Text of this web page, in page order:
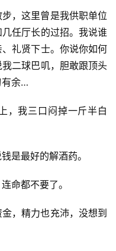
，这里曾是我供职单位
任厅长的过招。我说谁
礼贤下士。你说你如何
二球巴叽，胆敢跟顶头
有余…
，我三口闷掉一斤半白
是最好的解酒药。
命都不要了。
，精力也充沛，没想到